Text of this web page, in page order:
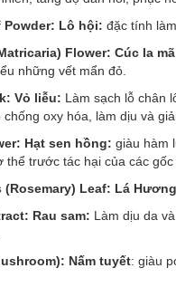
Powder: Lô hội: đặc tính
Flower: Cúc la
những vết mẩn đỏ.
Vỏ liễu: Làm sạch lỗ chân
oxy hóa, làm dịu và
Hạt sen hồng: giàu hàm
thể trước tác hại của các gốc
Leaf: Lá
Rau sam: Làm dịu da
Nấm tuyết: giàu